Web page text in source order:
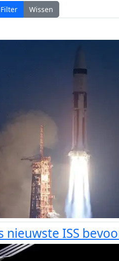
Filter Wissen
nieuwste ISS